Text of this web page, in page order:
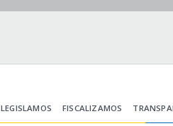
LEGISLAMOS FISCALIZAMOS